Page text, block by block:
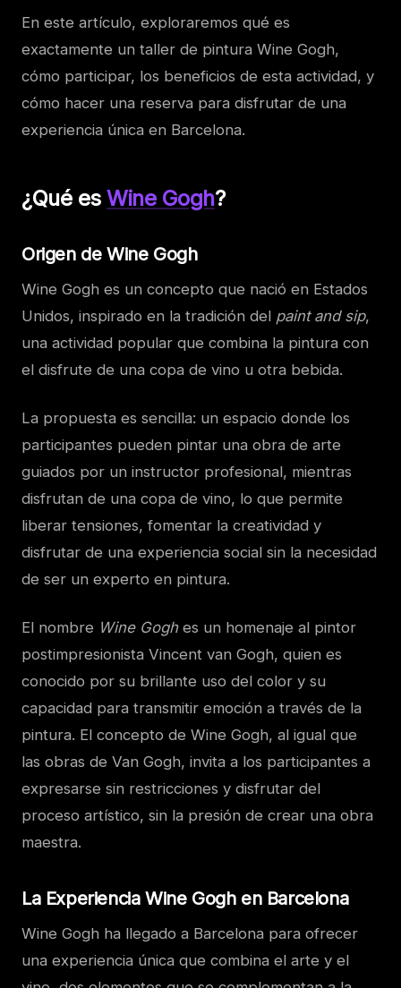
En este artículo, exploraremos qué es
exactamente un taller de pintura Wine Gogh,
cómo participar, los beneficios de esta actividad, y
cómo hacer una reserva para disfrutar de una
experiencia única en Barcelona.
¿Qué esWine Gogh?
Origen de Wine Gogh
Wine Gogh es un concepto que nació en Estados
Unidos, inspirado en la tradición del paint and sip,
una actividad popular que combina la pintura con
el disfrute de una copa de vino u otra bebida.
La propuesta es sencilla: un espacio donde los
participantes pueden pintar una obra de arte
guiados por un instructor profesional, mientras
disfrutan de una copa de vino, lo que permite
liberar tensiones, fomentar la creatividad y
disfrutar de una experiencia social sin la necesidad
de ser un experto en pintura.
El nombre Wine Goghes un homenaje al pintor
postimpresionista Vincent van Gogh, quien es
conocido por su brillante uso del color y su
capacidad para transmitir emoción a través de la
pintura. El concepto de Wine Gogh, al igual que
las obras de Van Gogh, invita a los participantes a
expresarse sin restricciones y disfrutar del
proceso artístico, sin la presión de crear una obra
maestra.
La Experiencia Wine Gogh en Barcelona
Wine Gogh ha llegado a Barcelona para ofrecer
una experiencia única que combina el arte y el